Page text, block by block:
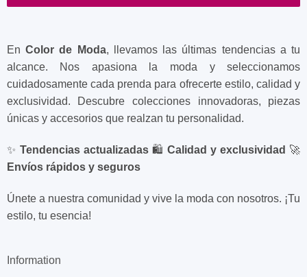
EnColor de Moda, llevamos las últimas tendencias a tu
alcance. Nos apasiona la moda y seleccionamos
cuidadosamente cada prenda para ofrecerte estilo, calidad y
exclusividad. Descubre colecciones innovadoras, piezas
únicas y accesorios que realzan tu personalidad.
✨ Tendencias actualizadas🛍️Calidad y exclusividad 🚀
Envíos rápidos y seguros
Únete a nuestra comunidad y vive la moda con nosotros. ¡Tu
estilo, tu esencia!
Information